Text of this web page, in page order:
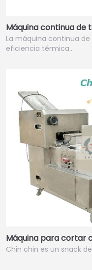
Máquina continua de
La máquina continua
eficiencia térmica…
Máquina para cortar
Chin chin es un snack